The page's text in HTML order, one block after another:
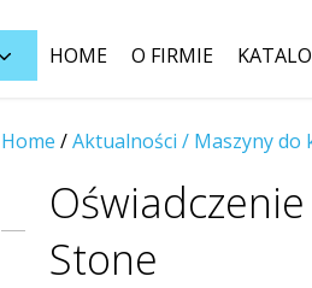
HOME O FIRMIE
Home /Aktualności / Maszyny do
Stone